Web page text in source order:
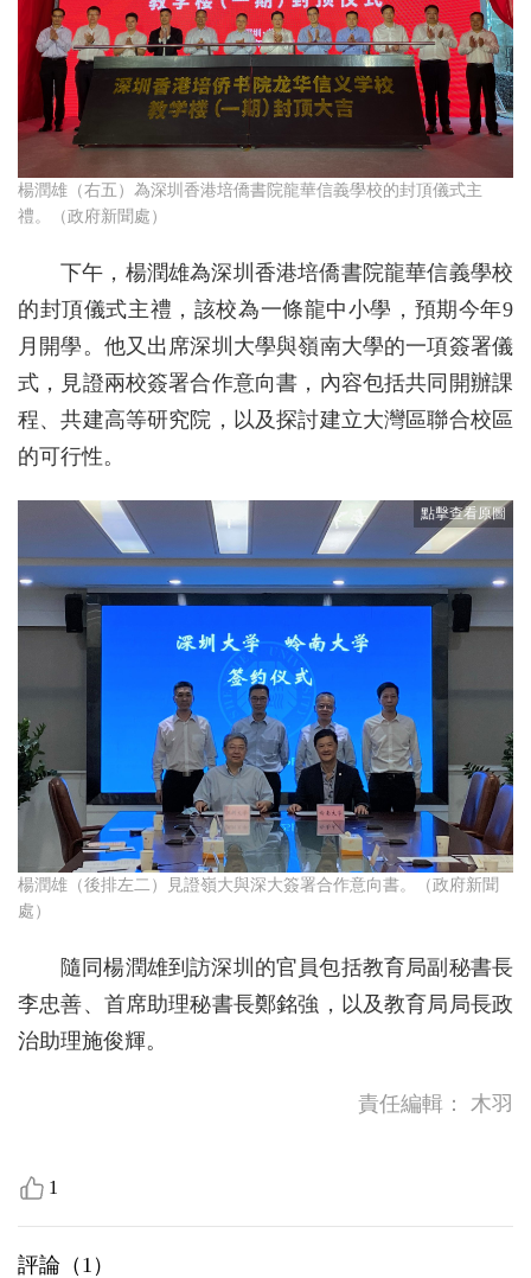
楊潤雄（右五）為深圳香港培僑書院龍華信義學校的封頂儀式主
禮。（政府新聞處）
下午，楊潤雄為深圳香港培僑書院龍華信義學校
的封頂儀式主禮，該校為一條龍中小學，預期今年9
月開學。他又出席深圳大學與嶺南大學的一項簽署儀
式，見證兩校簽署合作意向書，內容包括共同開辦課
程、共建高等研究院，以及探討建立大灣區聯合校區
的可行性。
楊潤雄（後排左二）見證嶺大與深大簽署合作意向書。（政府新聞
處）
隨同楊潤雄到訪深圳的官員包括教育局副秘書長
李忠善、首席助理秘書長鄭銘強，以及教育局局長政
治助理施俊輝。
責任編輯： 木羽
1
評論（ 1 ）